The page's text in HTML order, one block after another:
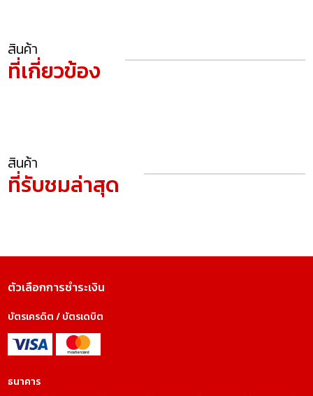
สินค้า
ที่เกี่ยวข้อง
สินค้า
ที่รับชมล่าสุด
ตัวเลือกการชำระเงิน
บัตรเครดิต / บัตรเดบิต
ธนาคาร